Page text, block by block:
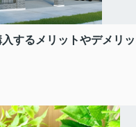
するメリットやデメリッ